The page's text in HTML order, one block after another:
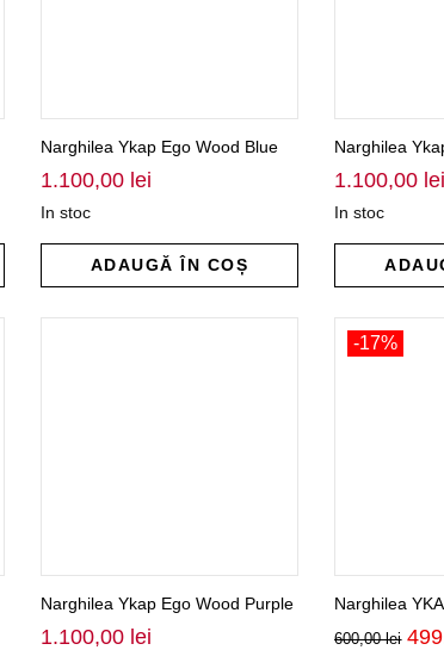
Narghilea Ykap Ego Wood Blue
1.100,00 lei
In stoc
ADAUGĂ ÎN COȘ
Narghilea
1.100,00 lei
In stoc
Narghilea Ykap Ego Wood Purple
1.100,00 lei
-17%
Narghilea
600,00lei